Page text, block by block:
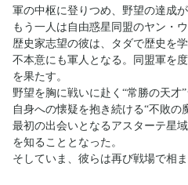
軍の中枢に登りつめ、野望の達成が
もう一人は自由惑星同盟のヤン・ウ
歴史家志望の彼は、タダで歴史を
不本意にも軍人となる。同盟軍を
を果たす。
野望を胸に戦いに赴く“常勝の天才
自身への懐疑を抱き続ける“不敗の
最初の出会いとなるアスターテ星
を知ることとなった。
そしていま、彼らは再び戦場で相